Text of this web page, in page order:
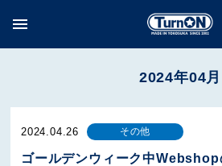
menu
2024年04月
2024.04.26 その他
ゴールデンウィーク中Webshop